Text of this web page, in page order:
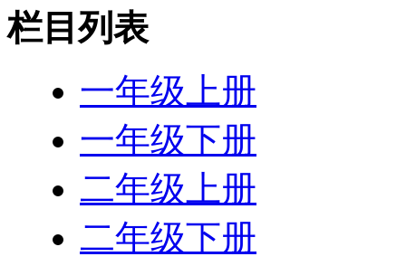
栏目列表
一年级上册
一年级下册
二年级上册
二年级下册